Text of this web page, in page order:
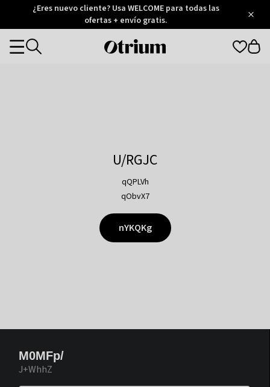
Otrium
Trustpilot
¿Eres nuevo cliente? Usa WELCOME para todas las
ofertas + envío gratis.
Otrium
Categories
U/RGJC
qQPLVh
qObvX7
nYKQKg
M0MFp/
J+WhhZ